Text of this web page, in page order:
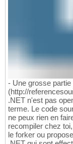
- Une grosse
(http://
.NET n'est pas
terme. Le code
ne peux rien en
recompiler chez
le forker ou